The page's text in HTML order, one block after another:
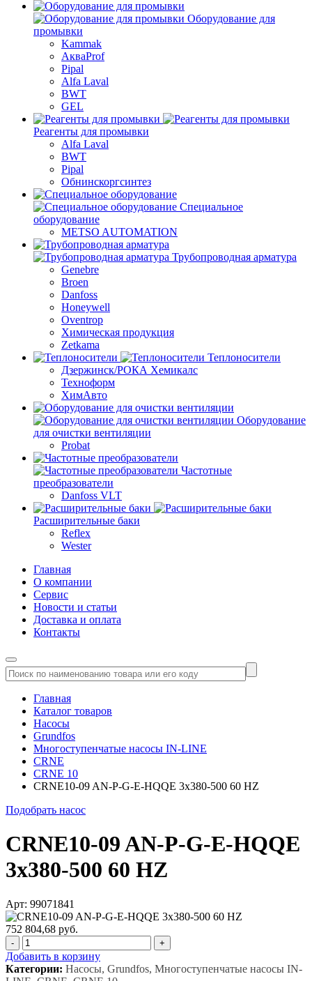
Оборудование для
промывки
Kammak
АкваProf
Pipal
Alfa Laval
BWT
GEL
Реагенты для промывки
Alfa Laval
BWT
Pipal
Обнинскоргсинтез
Специальное
оборудование
METSO AUTOMATION
Трубопроводная арматура
Genebre
Broen
Danfoss
Honeywell
Oventrop
Химическая продукция
Zetkama
Теплоносители
Дзержинск/РОКА Хемикалс
Техноформ
ХимАвто
Оборудование
для очистки вентиляции
Probat
Частотные
преобразователи
Danfoss VLT
Расширительные баки
Reflex
Wester
Главная
О компании
Сервис
Новости и статьи
Доставка и оплата
Контакты
Главная
Каталог товаров
Насосы
Grundfos
Многоступенчатые насосы IN-LINE
CRNE
CRNE 10
CRNE10-09 AN-P-G-E-HQQE 3x380-500 60 HZ
Подобрать насос
CRNE10-09 AN-P-G-E-HQQE
3x380-500 60 HZ
Арт: 99071841
752 804,68 руб.
- +
Добавить в корзину
Категории: Насосы, Grundfos, Многоступенчатые насосы IN-